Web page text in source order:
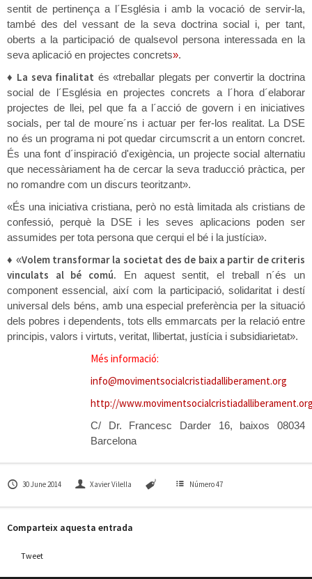
sentit de pertinença a l´Església i amb la vocació de servir-la,
també des del vessant de la seva doctrina social i, per tant,
oberts a la participació de qualsevol persona interessada en la
seva aplicació en projectes concrets».
♦ La seva finalitat és «treballar plegats per convertir la doctrina
social de l´Església en projectes concrets a l´hora d´elaborar
projectes de llei, pel que fa a l´acció de govern i en iniciatives
socials, per tal de moure´ns i actuar per fer-los realitat. La DSE
no és un programa ni pot quedar circumscrit a un entorn concret.
És una font d´inspiració d'exigència, un projecte social alternatiu
que necessàriament ha de cercar la seva traducció pràctica, per
no romandre com un discurs teoritzant».
«És una iniciativa cristiana, però no està limitada als cristians de
confessió, perquè la DSE i les seves aplicacions poden ser
assumides per tota persona que cerqui el bé i la justícia».
♦ «Volem transformar la societat des de baix a partir de criteris
vinculats al bé comú. En aquest sentit, el treball n´és un
component essencial, així com la participació, solidaritat i destí
universal dels béns, amb una especial preferència per la situació
dels pobres i dependents, tots ells emmarcats per la relació entre
principis, valors i virtuts, veritat, llibertat, justícia i subsidiarietat».
Més informació:
info@movimentsocialcristiadalliberament.org
http://
C/ Dr. Francesc Darder 16, baixos 08034
Barcelona
30 June 2014 Xavier Vilella Número 47
Comparteix aquesta entrada
Tweet